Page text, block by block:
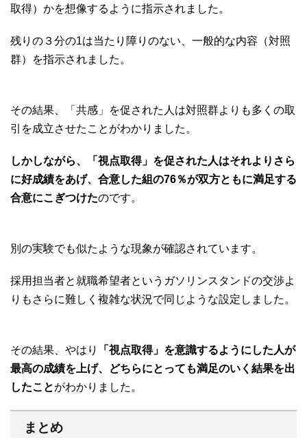
取得）かを想像するように指示されました。
残りの３分の1は当たり障りのない、一般的な内容（対照
群）を指示されました。
その結果、「共感」を促された人は対照群よりも多くの取
引を成立させたことがわかりました。
しかしながら、「視点取得」を促された人はそれよりさら
に好成績をあげ、合意した組の76％が双方ともに満足する
合意にこぎつけたのです。
別の実験でも似たような現象が確認されています。
採用担当者と就職希望者というガソリンスタンドの交渉よ
りもさらに難しく複雑な状況で同じような設定しました。
その結果、やはり
「視点取得」を意識するようにした人が
最高の成績を上げ、どちらにとっても満足のいく結果を出
したことがわかりました。
まとめ